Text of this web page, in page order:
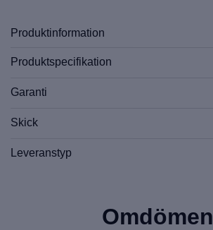
Produktinformation
Produktspecifikation
Garanti
Skick
Leveranstyp
Omdömen